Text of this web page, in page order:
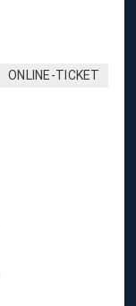
ONLINE-TICKET